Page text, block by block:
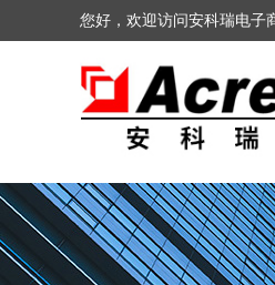
您好，欢迎访问安科瑞电子